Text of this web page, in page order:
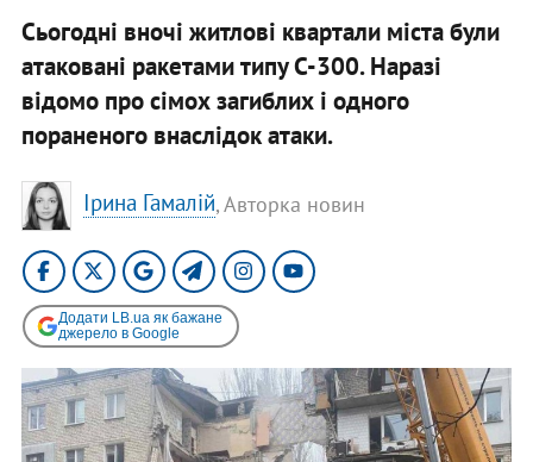
Сьогодні вночі житлові квартали міста були
атаковані ракетами типу С-300. Наразі
відомо про сімох загиблих і одного
пораненого внаслідок атаки.
Ірина Гамалій, Авторка новин
Додати LB.ua як бажане
джерело в Google